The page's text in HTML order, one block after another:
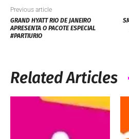
Previous article
GRAND HYATT RIO DE JANEIRO
APRESENTA O PACOTE ESPECIAL
#PARTIURIO
Related Articles